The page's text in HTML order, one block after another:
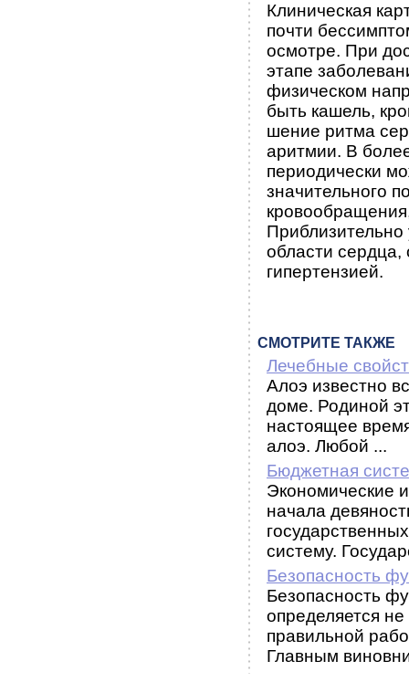
Клиническая
почти
осмот­ре. При
этапе
физическом
быть кашель,
шение ритма
аритмии. В
периодически
значительного
области
гипертензией.
СМОТРИТЕ ТАКЖЕ
Лечебные
Алоэ известно
доме. Родиной
настоящее
алоэ. Любой ...
Бюджетная
Экономические
начала
систему.
Безопасность
Безопасность
определяется
правильной
Главным